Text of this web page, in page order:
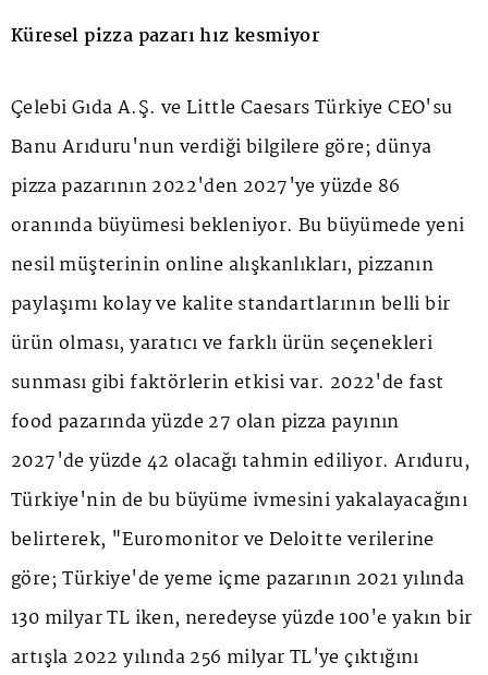
Küresel pizza pazarı hız kesmiyor
Çelebi Gıda A.Ş. ve Little Caesars Türkiye CEO'su
Banu Arıduru'nun verdiği bilgilere göre; dünya
pizza pazarının 2022'den 2027'ye yüzde 86
oranında büyümesi bekleniyor. Bu büyümede yeni
nesil müşterinin online alışkanlıkları, pizzanın
paylaşımı kolay ve kalite standartlarının belli bir
ürün olması, yaratıcı ve farklı ürün seçenekleri
sunması gibi faktörlerin etkisi var. 2022'de fast
food pazarında yüzde 27 olan pizza payının
2027'de yüzde 42 olacağı tahmin ediliyor. Arıduru,
Türkiye'nin de bu büyüme ivmesini yakalayacağını
belirterek, "Euromonitor ve Deloitte verilerine
göre; Türkiye'de yeme içme pazarının 2021 yılında
130 milyar TL iken, neredeyse yüzde 100'e yakın bir
artışla 2022 yılında 256 milyar TL'ye çıktığını